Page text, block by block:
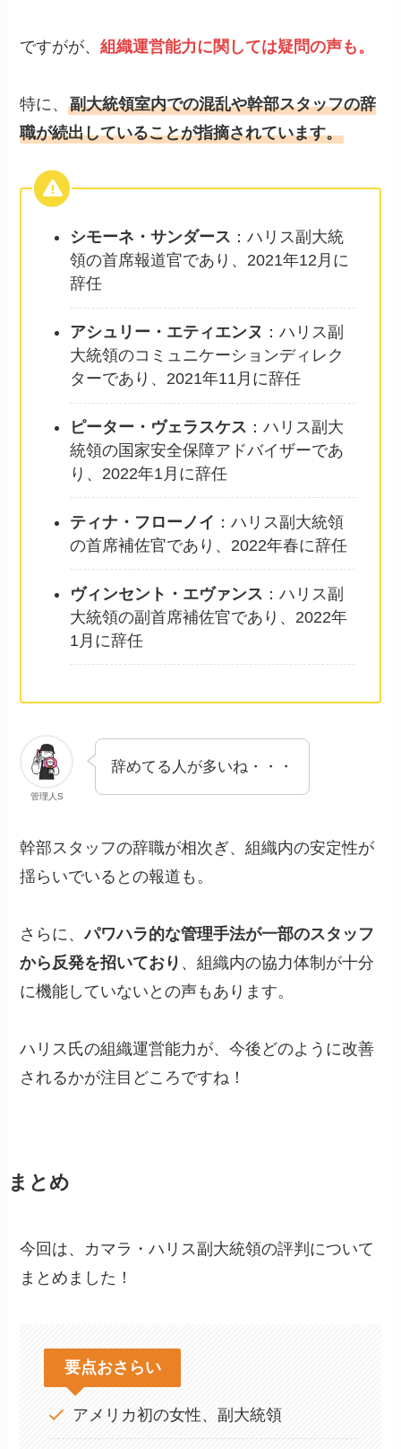
ですがが、組織運営能力に関しては疑問の声も。
特に、副大統領室内での混乱や幹部スタッフの辞
職が続出していることが指摘されています。
シモーネ・サンダース ：ハリス副大統
領の首席報道官であり、2021年12月に
辞任
アシュリー・エティエンヌ ：ハリス副
大統領のコミュニケーションディレク
ターであり、2021年11月に辞任
ピーター・ヴェラスケス ：ハリス副大
統領の国家安全保障アドバイザーであ
り、2022年1月に辞任
ティナ・フローノイ ：ハリス副大統領
の首席補佐官であり、2022年春に辞任
ヴィンセント・エヴァンス ：ハリス副
大統領の副首席補佐官であり、2022年
1月に辞任
管理人S
辞めてる人が多いね・・・
幹部スタッフの辞職が相次ぎ、組織内の安定性が
揺らいでいるとの報道も。
さらに、パワハラ的な管理手法が一部のスタッフ
から反発を招いており 、組織内の協力体制が十分
に機能していないとの声もあります。
ハリス氏の組織運営能力が、今後どのように改善
されるかが注目どころですね！
まとめ
今回は、カマラ・ハリス副大統領の評判について
まとめました！
要点おさらい
アメリカ初の女性、副大統領